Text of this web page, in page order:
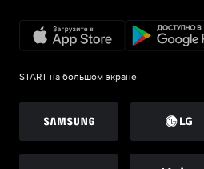
START на большом экране